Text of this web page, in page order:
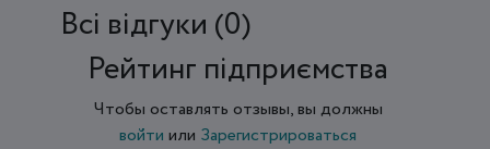
Всi відгуки (0)
Рейтинг підприємства
Чтобы оставлять отзывы, вы должны
войти или Зарегистрироваться